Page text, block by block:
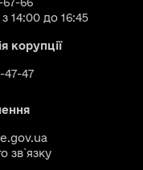
66
14:00 до 16:45
корупції
47-47
зв`язку